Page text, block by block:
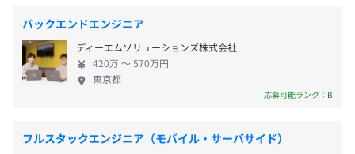
【開発環境】
・OS：Linux、Windows
・言語：Java、C＃、C、C++、Python、TypeScript、
昇給査定：年1回（4月）
険）
御系（C、C++、Java、Python） ・スマホ、タブレ
ット端末アプリケーション（Andoroid、Ios） ・医
療（電子カルテ、オーダーリング）システム（C#、
VB.net、Java） ・官公庁・自治体ＤＸシステム
（Java、COBOL）
バックエンドエンジニア
ディーエムソリューションズ株式会社
420万 〜 570万円
東京都
応募可能ランク：B
フルスタックエンジニア（モバイル・サーバサイド）